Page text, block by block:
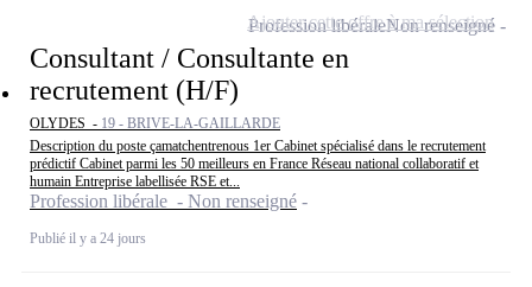
Consultant / Consultante en
recrutement (H/F)
OLYDES - 19 - BRIVE-LA-GAILLARDE
Description du poste çamatchentrenous 1er Cabinet spécialisé dans le recrutement
prédictif Cabinet parmi les 50 meilleurs en France Réseau national collaboratif et
humain Entreprise labellisée RSE et...
Profession libérale - Non renseigné
Publié il y a 24 jours
Profession libéraleNon renseigné
Ajouter cette offre à ma sélection